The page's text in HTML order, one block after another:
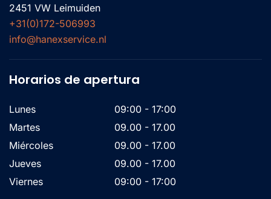
2451 VW Leimuiden
+31(0)172-506993
info@hanexservice.nl
Horarios de apertura
Lunes
09:00 - 17:00
Martes
09.00 - 17.00
Miércoles
09.00 - 17.00
Jueves
09.00 - 17.00
Viernes
09:00 - 17:00